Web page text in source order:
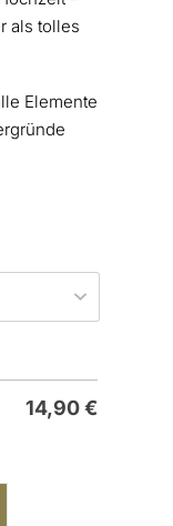
als tolles
Elemente
14,90€